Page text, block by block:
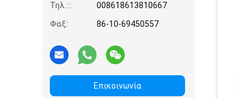
Τηλ.::
008618613810667
Φαξ:
86-10-69450557
Επικοινωνία